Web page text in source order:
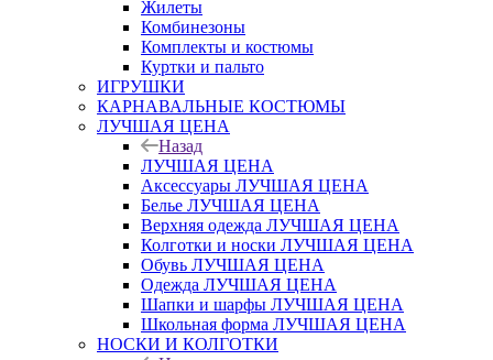
Жилеты
Комбинезоны
Комплекты и костюмы
Куртки и пальто
ИГРУШКИ
КАРНАВАЛЬНЫЕ КОСТЮМЫ
ЛУЧШАЯ ЦЕНА
Назад
ЛУЧШАЯ ЦЕНА
Аксессуары ЛУЧШАЯ ЦЕНА
Белье ЛУЧШАЯ ЦЕНА
Верхняя одежда ЛУЧШАЯ ЦЕНА
Колготки и носки ЛУЧШАЯ ЦЕНА
Обувь ЛУЧШАЯ ЦЕНА
Одежда ЛУЧШАЯ ЦЕНА
Шапки и шарфы ЛУЧШАЯ ЦЕНА
Школьная форма ЛУЧШАЯ ЦЕНА
НОСКИ И КОЛГОТКИ